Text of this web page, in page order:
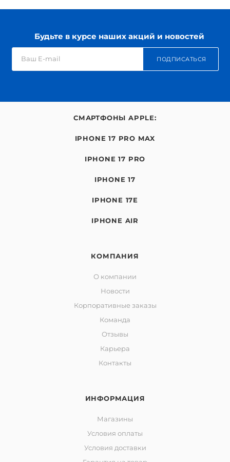
Будьте в курсе наших акций и новостей
ПОДПИСАТЬСЯ
СМАРТФОНЫ APPLE:
IPHONE 17 PRO MAX
IPHONE 17 PRO
IPHONE 17
IPHONE 17E
IPHONE AIR
КОМПАНИЯ
О компании
Новости
Корпоративные заказы
Команда
Отзывы
Карьера
Контакты
ИНФОРМАЦИЯ
Магазины
Условия оплаты
Условия доставки